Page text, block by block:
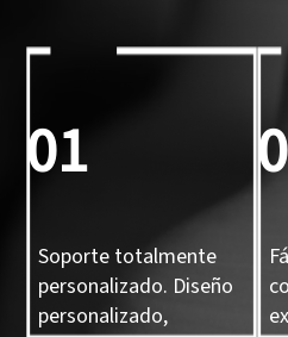
01
Soporte totalmente
personalizado. Diseño
personalizado,